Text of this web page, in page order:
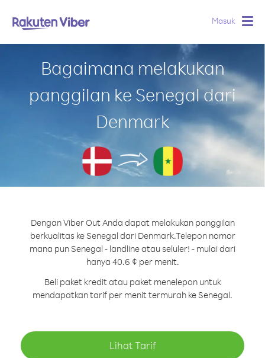
Masuk
Bagaimana melakukan
panggilan ke Senegal dari
Denmark
Dengan Viber Out Anda dapat melakukan panggilan
berkualitas ke Senegal dari Denmark.Telepon nomor
mana pun Senegal - landline atau seluler! - mulai dari
hanya 40.6 ¢ per menit.
Beli paket kredit atau paket menelepon untuk
mendapatkan tarif per menit termurah ke Senegal.
Lihat Tarif